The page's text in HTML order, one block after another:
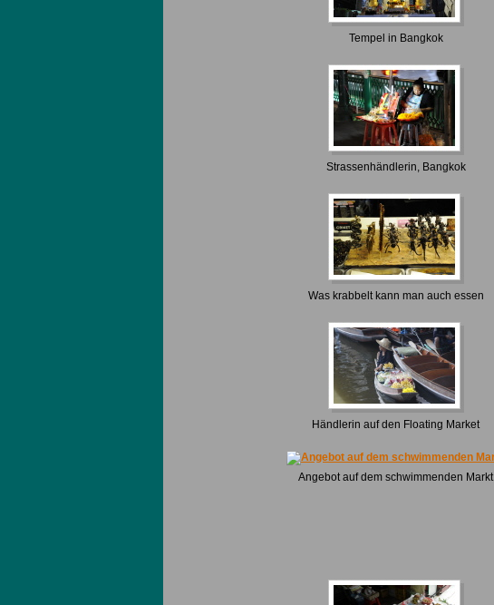
Tempel in Bangkok
Strassenhändlerin, Bangkok
Was krabbelt kann man auch essen
Händlerin auf den Floating Market
Angebot auf dem schwimmenden Markt